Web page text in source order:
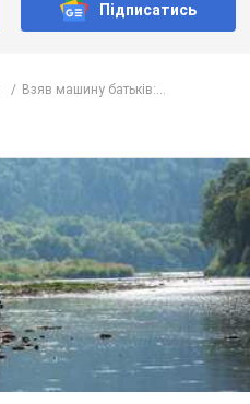
Підписатись
Взяв машину батьків:...